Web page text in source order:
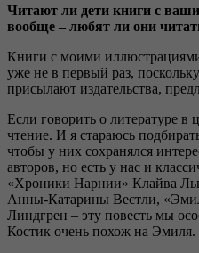
Читают ли дети книги с
вообще – любят ли они
Книги с моими
уже не в первый раз,
присылают издательства,
Если говорить о литературе
чтение. И я стараюсь
чтобы у них сохранялся
авторов, но есть у нас и
«Хроники Нарнии» Клайва
Анны-Катарины Вестли,
Линдгрен – эту повесть мы
Костик очень похож на Эмиля.